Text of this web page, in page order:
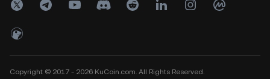
Copyright © 2017 - 2026 KuCoin.com. All Rights Reserved.